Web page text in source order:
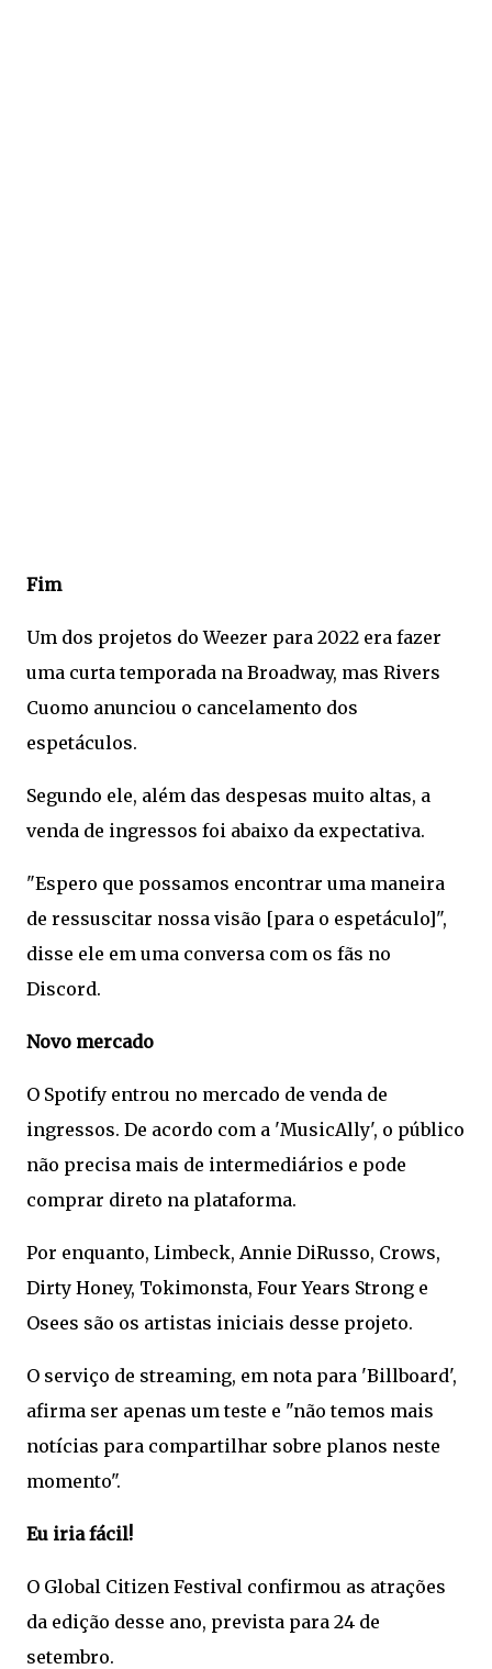
Fim
Um dos projetos do Weezer para 2022 era fazer
uma curta temporada na Broadway, mas Rivers
Cuomo anunciou o cancelamento dos
espetáculos.
Segundo ele, além das despesas muito altas, a
venda de ingressos foi abaixo da expectativa.
"Espero que possamos encontrar uma maneira
de ressuscitar nossa visão [para o espetáculo]",
disse ele em uma conversa com os fãs no
Discord.
Novo mercado
O Spotify entrou no mercado de venda de
ingressos. De acordo com a 'MusicAlly', o público
não precisa mais de intermediários e pode
comprar direto na plataforma.
Por enquanto, Limbeck, Annie DiRusso, Crows,
Dirty Honey, Tokimonsta, Four Years Strong e
Osees são os artistas iniciais desse projeto.
O serviço de streaming, em nota para 'Billboard',
afirma ser apenas um teste e "não temos mais
notícias para compartilhar sobre planos neste
momento".
Eu iria fácil!
O Global Citizen Festival confirmou as atrações
da edição desse ano, prevista para 24 de
setembro.